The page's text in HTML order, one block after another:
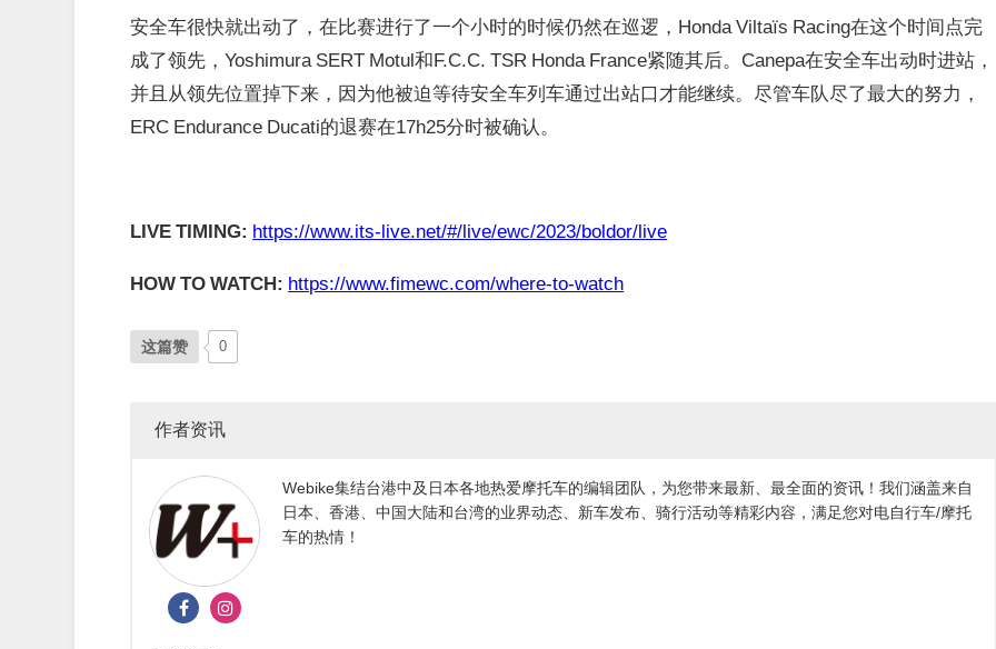
安全车很快就出动了，在比赛进行了一个小时的时候仍然在巡逻，Honda Viltaïs Racing在这个时间点完
成了领先，Yoshimura SERT Motul和F.C.C. TSR Honda France紧随其后。Canepa在安全车出动时进站，
并且从领先位置掉下来，因为他被迫等待安全车列车通过出站口才能继续。尽管车队尽了最大的努力，
ERC Endurance Ducati的退赛在17h25分时被确认。
LIVE TIMING: https://www.its-live.net/#/live/ewc/2023/boldor/live
HOW TO WATCH: https://www.fimewc.com/where-to-watch
这篇赞 0
作者资讯
Webike集结台港中及日本各地热爱摩托车的编辑团队，为您带来最新、最全面的资讯！我们涵盖来自
日本、香港、中国大陆和台湾的业界动态、新车发布、骑行活动等精彩内容，满足您对电自行车/摩托
车的热情！